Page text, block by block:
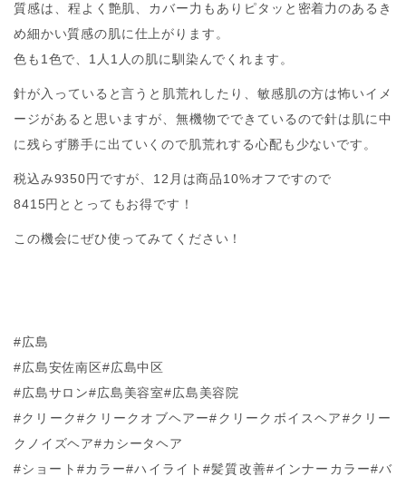
質感は、程よく艶肌、カバー力もありピタッと密着力のあるき
め細かい質感の肌に仕上がります。
色も1色で、1人1人の肌に馴染んでくれます。
針が入っていると言うと肌荒れしたり、敏感肌の方は怖いイメ
ージがあると思いますが、無機物でできているので針は肌に中
に残らず勝手に出ていくので肌荒れする心配も少ないです。
税込み9350円ですが、12月は商品10%オフですので
8415円ととってもお得です！
この機会にぜひ使ってみてください！
#広島
#広島安佐南区#広島中区
#広島サロン#広島美容室#広島美容院
#クリーク#クリークオブヘアー#クリークボイスヘア#クリー
クノイズヘア#カシータヘア
#ショート#カラー#ハイライト#髪質改善#インナーカラー#バ